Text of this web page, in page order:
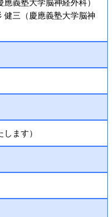
義塾大学脳神経外科）
健三（慶應義塾大学脳神
ます）